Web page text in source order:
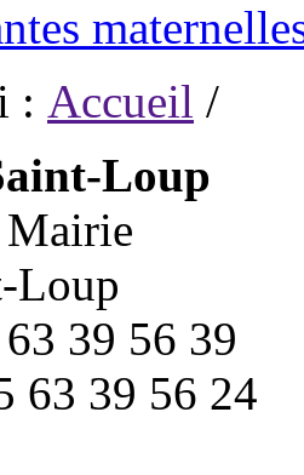
: Accueil /
Loup
Mairie
Loup
39 56 39
63 39 56 24